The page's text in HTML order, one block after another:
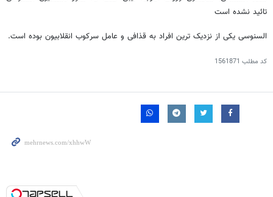
تائید نشده است
السنوسی یکی از نزدیک ترین افراد به قذافی و عامل سرکوب انقلابیون بوده است.
کد مطلب 1561871